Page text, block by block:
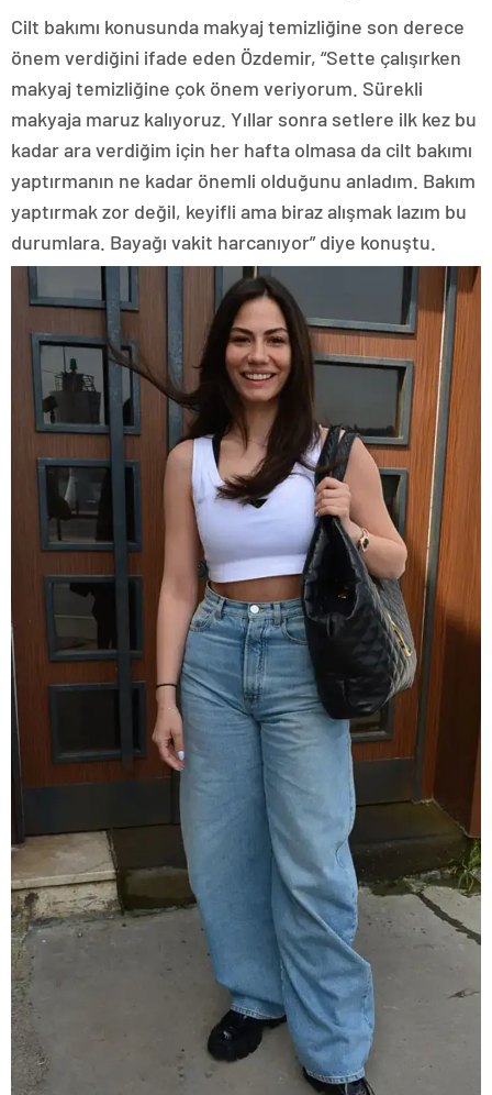
Cilt bakımı konusunda makyaj temizliğine son derece
önem verdiğini ifade eden Özdemir, “Sette çalışırken
makyaj temizliğine çok önem veriyorum. Sürekli
makyaja maruz kalıyoruz. Yıllar sonra setlere ilk kez bu
kadar ara verdiğim için her hafta olmasa da cilt bakımı
yaptırmanın ne kadar önemli olduğunu anladım. Bakım
yaptırmak zor değil, keyifli ama biraz alışmak lazım bu
durumlara. Bayağı vakit harcanıyor” diye konuştu.